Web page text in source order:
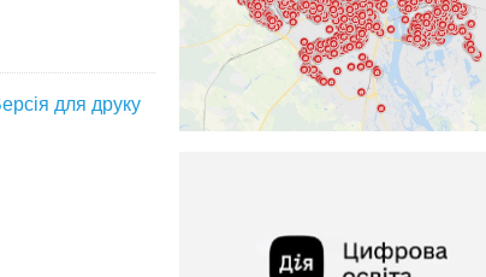
для друку